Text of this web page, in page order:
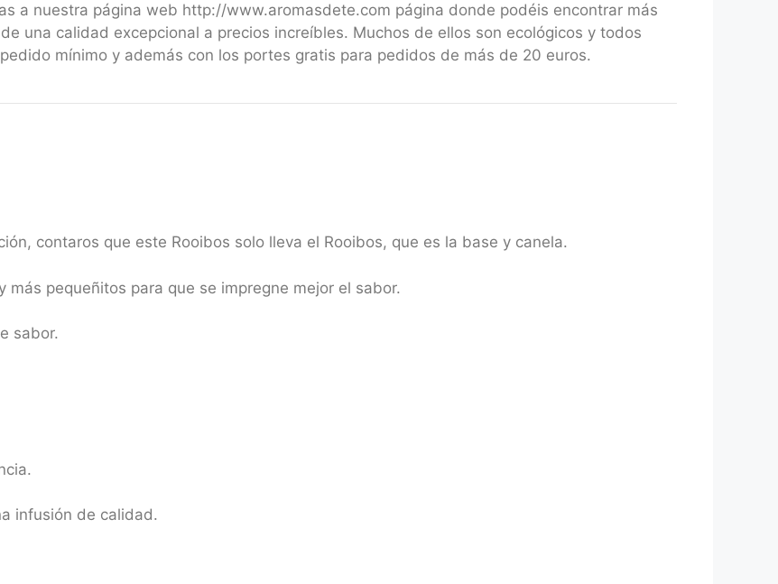
a nuestra página web http://www.aromasdete.com página donde podéis encontrar más
una calidad excepcional a precios increíbles. Muchos de ellos son ecológicos y todos
mínimo y además con los portes gratis para pedidos de más de 20 euros.
contaros que este Rooibos solo lleva el Rooibos, que es la base y canela.
pequeñitos para que se impregne mejor el sabor.
sabor.
infusión de calidad.